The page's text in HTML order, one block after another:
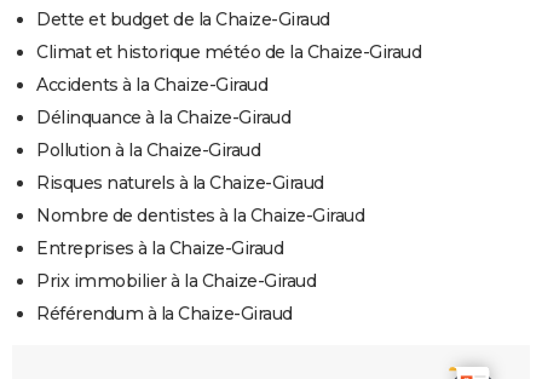
Dette et budget de la Chaize-Giraud
Climat et historique météo de la Chaize-Giraud
Accidents à la Chaize-Giraud
Délinquance à la Chaize-Giraud
Pollution à la Chaize-Giraud
Risques naturels à la Chaize-Giraud
Nombre de dentistes à la Chaize-Giraud
Entreprises à la Chaize-Giraud
Prix immobilier à la Chaize-Giraud
Référendum à la Chaize-Giraud